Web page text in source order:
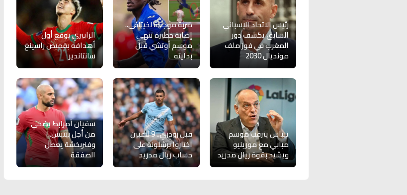
رئيس الاتحاد الإسباني
السابق يكشف دور
المغرب في فوز ملف
مونديال 2030
ضربة موجعة لخيتافي..
إصابة خطيرة تنهي
موسم أوتشي قبل
بدايته
الزابيري يوقع أول
أهدافه بقميص راسينغ
سانتاندير
تيباس يترقب موسم
مبابي مع مورينيو
ويشيد بقوة ريال مدريد
قبل رودري.. 9 لاعبين
اختاروا برشلونة على
حساب ريال مدريد
سفيان أمرابط يضحي
من أجل بيتيس..
وفنربخشة يعطل
الصفقة